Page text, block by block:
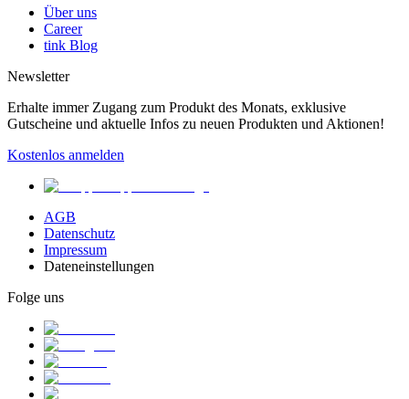
Über uns
Career
tink Blog
Newsletter
Erhalte immer Zugang zum Produkt des Monats, exklusive
Gutscheine und aktuelle Infos zu neuen Produkten und Aktionen!
Kostenlos anmelden
AGB
Datenschutz
Impressum
Dateneinstellungen
Folge uns